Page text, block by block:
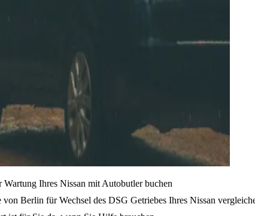
Wartung Ihres Nissan mit Autobutler buchen
Berlin für Wechsel des DSG Getriebes Ihres Nissan